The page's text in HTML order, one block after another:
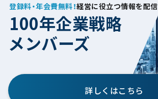
登録料・年会費無料！経営に役立つ情報を配信
100年企業戦略
メンバーズ
詳しくはこちら